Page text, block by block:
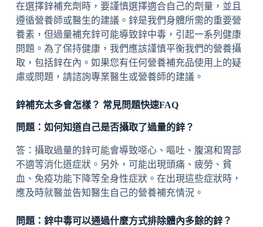
在選擇鋅補充劑時，要謹慎選擇適合自己的劑量，並且
遵循營養師或醫生的建議。鋅是我們身體所需的重要營
養素，但過量補充鋅可能導致鋅中毒，引起一系列健康
問題。為了保持健康，我們應該謹慎平衡我們的營養攝
取，包括鋅在內。如果您有任何營養補充品使用上的疑
慮或問題，請諮詢專業醫生或營養師的建議。
鋅補充太多會怎樣？ 常見問題快速FAQ
問題：如何知道自己是否攝取了過量的鋅？
答：攝取過量的鋅可能會導致噁心、嘔吐、腹瀉和胃部
不適等消化道症狀。另外，可能出現頭痛、疲勞、貧
血、免疫功能下降等全身性症狀。在出現這些症狀時，
應及時就醫並告知醫生自己的營養補充情況。
問題：鋅中毒可以通過什麼方式排除體內多餘的鋅？